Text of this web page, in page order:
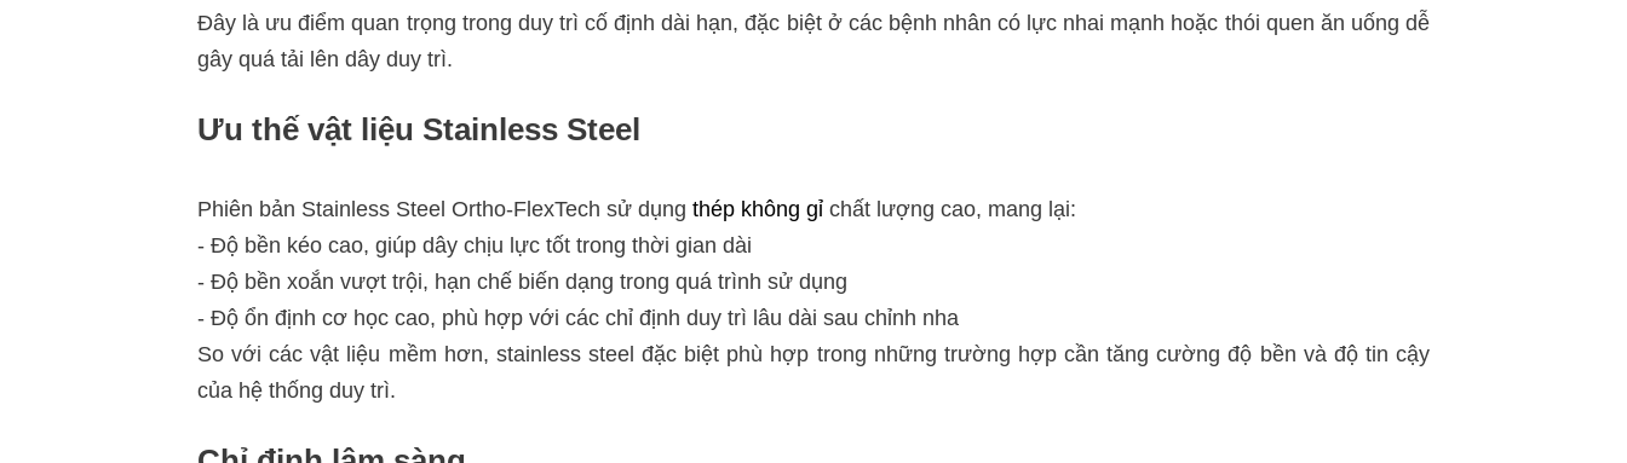
Đây là ưu điểm quan trọng trong duy trì cố định dài hạn, đặc biệt ở các bệnh nhân có lực nhai mạnh hoặc thói quen ăn uống dễ
gây quá tải lên dây duy trì.
Ưu thế vật liệu Stainless Steel
Phiên bản Stainless Steel Ortho-FlexTech sử dụng thép không gỉ chất lượng cao, mang lại:
- Độ bền kéo cao, giúp dây chịu lực tốt trong thời gian dài
- Độ bền xoắn vượt trội, hạn chế biến dạng trong quá trình sử dụng
- Độ ổn định cơ học cao, phù hợp với các chỉ định duy trì lâu dài sau chỉnh nha
So với các vật liệu mềm hơn, stainless steel đặc biệt phù hợp trong những trường hợp cần tăng cường độ bền và độ tin cậy
của hệ thống duy trì.